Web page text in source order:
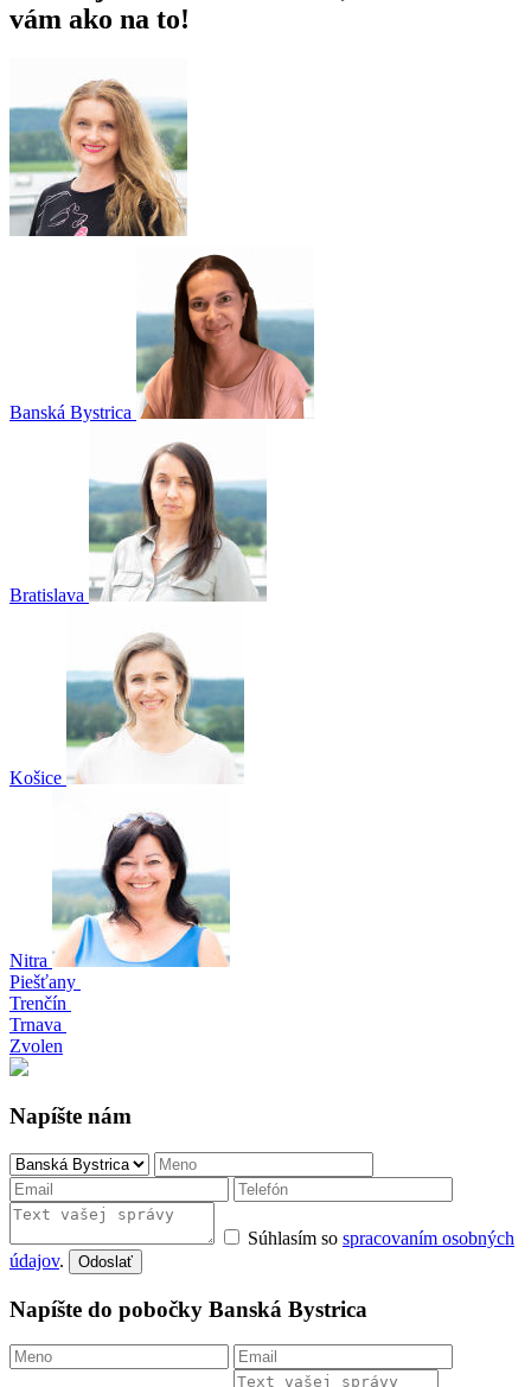
Neváhajte a využite bezplatnú konzultáciu
spracovaním osobných údajov
Ak sa vám stále pri učení nedarí,
neváhajte sa na nás obrátiť, ukážeme
vám ako na to!
Banská Bystrica